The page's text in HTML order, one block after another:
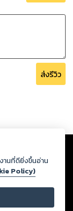
ส่งรีวิว
าละเมิดสิทธิใน
ลธรรม ดังนั้น ผู้อ่าน
ละหากท่านพบว่าส่วน
ษัท เพื่อทีมงานจะได้
ามพระราชบัญญัติ
านที่ดียิ่งขึ้นอ่าน
Policy)